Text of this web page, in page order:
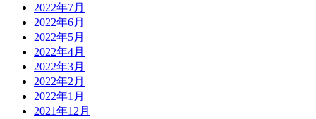
2022年7月
2022年6月
2022年5月
2022年4月
2022年3月
2022年2月
2022年1月
2021年12月